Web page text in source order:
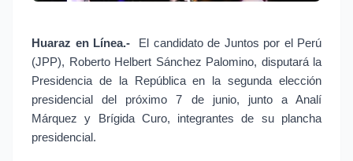
Huaraz en Línea.-
El candidato de Juntos por el Perú
(JPP), Roberto Helbert Sánchez Palomino, disputará la
Presidencia de la República en la segunda elección
presidencial del próximo 7 de junio, junto a Analí
Márquez y Brígida Curo, integrantes de su plancha
presidencial.